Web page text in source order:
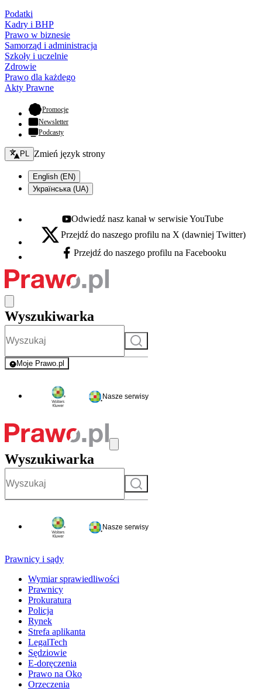
Podatki
Kadry i BHP
Prawo w biznesie
Samorząd i administracja
Szkoły i uczelnie
Zdrowie
Prawo dla każdego
Akty Prawne
Promocje- otwiera się w nowej karcie
Newsletter
Podcasty
Zmień język - bieżący:
PL Zmień język strony
English (EN)
Українська (UA)
Youtube - otwiera się w nowej karcie
Odwiedź nasz kanał w serwisie YouTube
X - otwiera się w nowej karcie
Przejdź do naszego profilu na X (dawniej Twitter)
Facebook - otwiera się w nowej karcie
Przejdź do naszego profilu na Facebooku
Wyszukiwarka
Szukaj
Moje Prawo.pl
- rejestracja i logowanie do serwisu
Nasze serwisy
Wyszukiwarka
Szukaj
Nasze serwisy
Prawnicy i sądy
Wymiar sprawiedliwości
Prawnicy
Prokuratura
Policja
Rynek
Strefa aplikanta
LegalTech
Sędziowie
E-doręczenia
Prawo na Oko
Orzeczenia